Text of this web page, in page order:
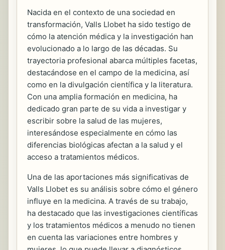
Nacida en el contexto de una sociedad en
transformación, Valls Llobet ha sido testigo de
cómo la atención médica y la investigación han
evolucionado a lo largo de las décadas. Su
trayectoria profesional abarca múltiples facetas,
destacándose en el campo de la medicina, así
como en la divulgación científica y la literatura.
Con una amplia formación en medicina, ha
dedicado gran parte de su vida a investigar y
escribir sobre la salud de las mujeres,
interesándose especialmente en cómo las
diferencias biológicas afectan a la salud y el
acceso a tratamientos médicos.
Una de las aportaciones más significativas de
Valls Llobet es su análisis sobre cómo el género
influye en la medicina. A través de su trabajo,
ha destacado que las investigaciones científicas
y los tratamientos médicos a menudo no tienen
en cuenta las variaciones entre hombres y